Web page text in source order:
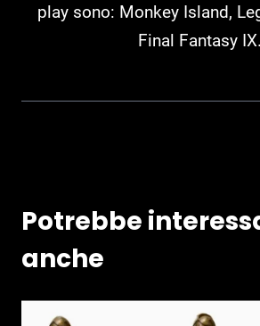
play sono: Monkey Island,
Final Fantasy IX.
Potrebbe
anche